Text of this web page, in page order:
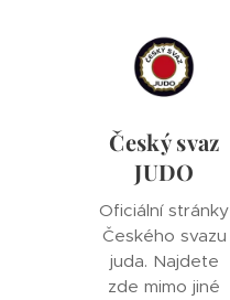
Český svaz
JUDO
Oficiální stránky
Českého svazu
juda. Najdete
zde mimo jiné